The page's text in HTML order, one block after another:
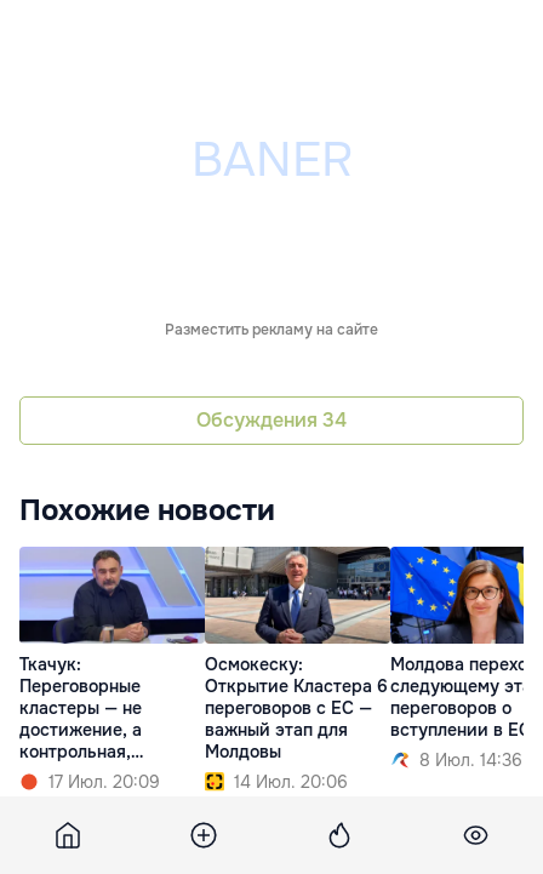
Разместить рекламу на сайте
Обсуждения 34
Похожие новости
Ткачук:
Переговорные
кластеры — не
достижение, а
контрольная,
которую можешь не
сдать
17 Июл. 20:09
Осмокеску:
Открытие Кластера 6
переговоров с ЕС —
важный этап для
Молдовы
14 Июл. 20:06
Молдова
следующему
переговоров о
вступлении в ЕС
8 Июл. 14:36